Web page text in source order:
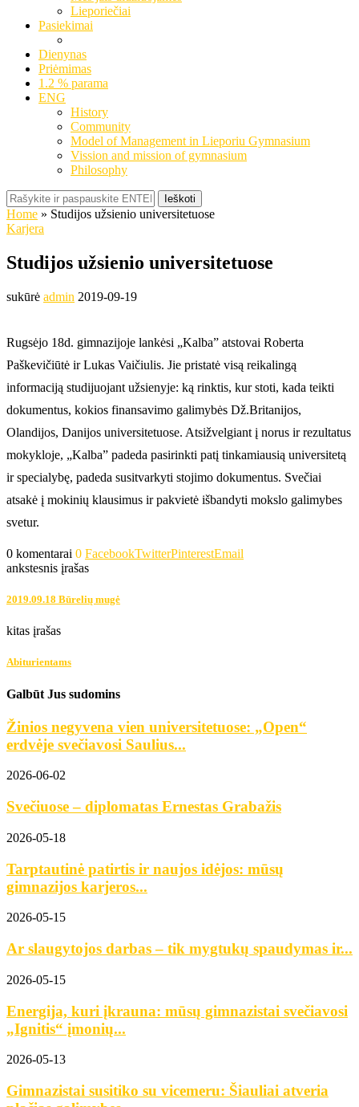
Lieporiečiai
Pasiekimai
Dienynas
Priėmimas
1.2 % parama
ENG
History
Community
Model of Management in Lieporiu Gymnasium
Vission and mission of gymnasium
Philosophy
Ieškoti
Home » Studijos užsienio universitetuose
Karjera
Studijos užsienio universitetuose
sukūrė admin 2019-09-19
Rugsėjo 18d. gimnazijoje lankėsi „Kalba” atstovai Roberta
Paškevičiūtė ir Lukas Vaičiulis. Jie pristatė visą reikalingą
informaciją studijuojant užsienyje: ką rinktis, kur stoti, kada teikti
dokumentus, kokios finansavimo galimybės Dž.Britanijos,
Olandijos, Danijos universitetuose. Atsižvelgiant į norus ir rezultatus
mokykloje, „Kalba” padeda pasirinkti patį tinkamiausią universitetą
ir specialybę, padeda susitvarkyti stojimo dokumentus. Svečiai
atsakė į mokinių klausimus ir pakvietė išbandyti mokslo galimybes
svetur.
0 komentarai 0 FacebookTwitterPinterestEmail
ankstesnis įrašas
2019.09.18 Būrelių mugė
kitas įrašas
Abiturientams
Galbūt Jus sudomins
Žinios negyvena vien universitetuose: „Open“
erdvėje svečiavosi Saulius...
2026-06-02
Svečiuose – diplomatas Ernestas Grabažis
2026-05-18
Tarptautinė patirtis ir naujos idėjos: mūsų
gimnazijos karjeros...
2026-05-15
Ar slaugytojos darbas – tik mygtukų spaudymas ir...
2026-05-15
Energija, kuri įkrauna: mūsų gimnazistai svečiavosi
„Ignitis“ įmonių...
2026-05-13
Gimnazistai susitiko su vicemeru: Šiauliai atveria